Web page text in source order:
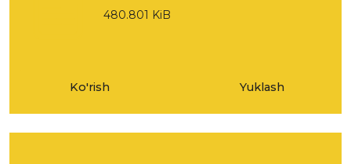
480.801 KiB
Ko'rish Yuklash